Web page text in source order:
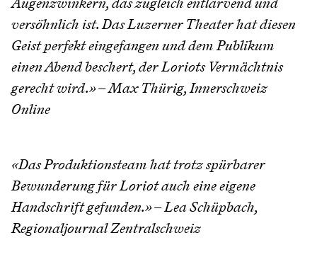
versöhnlich ist. Das Luzerner Theater hat diesen
Geist perfekt eingefangen und dem Publikum
einen Abend beschert, der Loriots Vermächtnis
gerecht wird.» – Max Thürig, Innerschweiz
Online
«Das Produktionsteam hat trotz spürbarer
Bewunderung für Loriot auch eine eigene
Handschrift gefunden.» – Lea Schüpbach,
Regionaljournal Zentralschweiz